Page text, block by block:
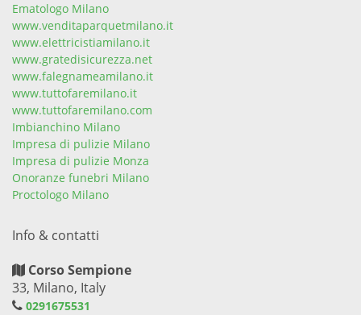
Ematologo Milano
www.venditaparquetmilano.it
www.elettricistiamilano.it
www.gratedisicurezza.net
www.falegnameamilano.it
www.tuttofaremilano.it
www.tuttofaremilano.com
Imbianchino Milano
Impresa di pulizie Milano
Impresa di pulizie Monza
Onoranze funebri Milano
Proctologo Milano
Info & contatti
Corso Sempione
33, Milano, Italy
0291675531